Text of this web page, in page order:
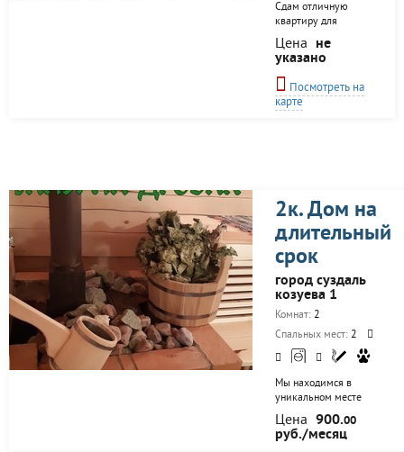
Сдам отличную
квартиру для
отдыха Всё
необходимое есть
Цена не
указано
Посмотреть на
карте
2к. Дом на
длительный
срок
город суздаль
козуева 1
Комнат: 2
Спальных мест: 2
Мы находимся в
уникальном месте
города, рядом музей
деревянного зодчества,
гостиничный комплекс
Цена 900.00
руб./месяц